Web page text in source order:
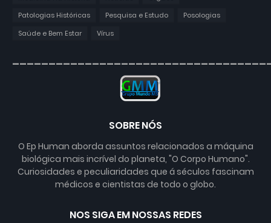
Patologias Históricas
Pesquisa e Estudo
Posologias
Saúde e Bem Estar
Vírus
SOBRE NÓS
O Ep Human aborda assuntos relacionados a máquina
biológica mais incrível do planeta, "O Corpo Humano".
Curiosidades e peculiaridades que á séculos fascinam
médicos e cientistas de todo o globo.
NOS SIGA EM NOSSAS REDES